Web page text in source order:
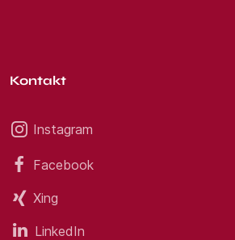
Kontakt
Instagram
Facebook
Xing
LinkedIn